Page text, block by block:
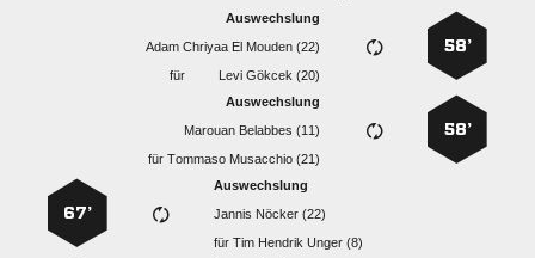
58’
Auswechslung
    
für
  
58’
Auswechslung
  
für  
Auswechslung
  
für   
67’